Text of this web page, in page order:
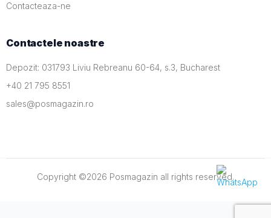
Contacteaza-ne
Contactele noastre
Depozit: 031793 Liviu Rebreanu 60-64, s.3, Bucharest
+40 21 795 8551
sales@posmagazin.ro
Copyright ©2026 Posmagazin all rights reserved.